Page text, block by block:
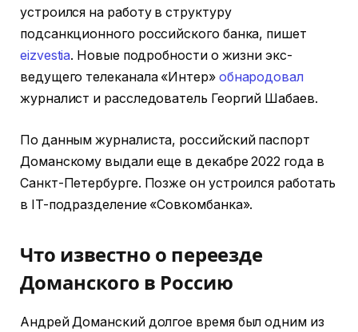
устроился на работу в структуру
подсанкционного российского банка, пишет
eizvestia. Новые подробности о жизни экс-
ведущего телеканала «Интер» обнародовал
журналист и расследователь Георгий Шабаев.
По данным журналиста, российский паспорт
Доманскому выдали еще в декабре 2022 года в
Санкт-Петербурге. Позже он устроился работать
в IT-подразделение «Совкомбанка».
Что известно о переезде
Доманского в Россию
Андрей Доманский долгое время был одним из